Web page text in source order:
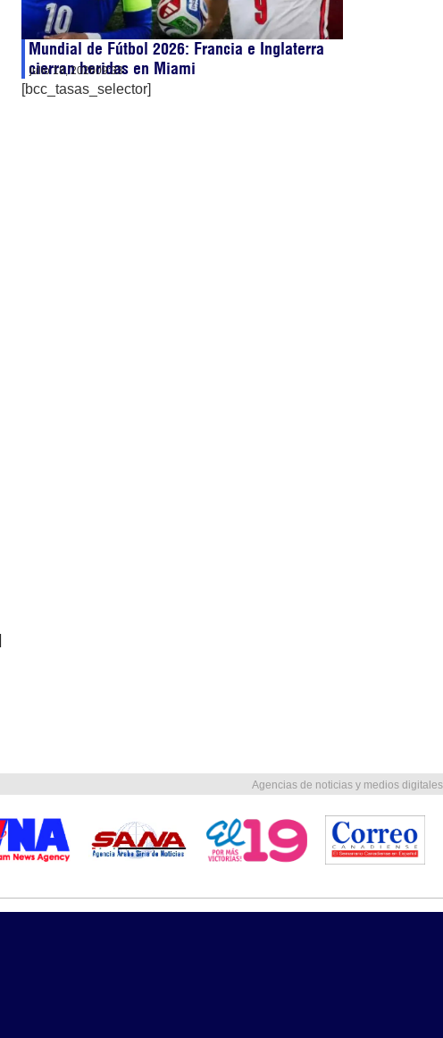
Mundial de Fútbol 2026: Francia e Inglaterra
cierran heridas en Miami
julio 18, 202609:33
[bcc_tasas_selector]
Agencias de noticias y medios digitales